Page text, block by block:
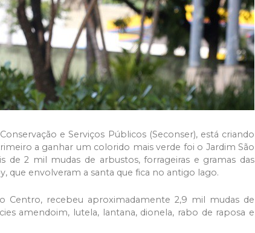
e Serviços Públicos (Seconser), está criando
a ganhar um colorido mais verde foi o Jardim São
de 2 mil mudas de arbustos, forrageiras e gramas das
que envolveram a santa que fica no antigo lago.
Centro, recebeu aproximadamente 2,9 mil mudas de
amendoim, lutela, lantana, dionela, rabo de raposa e